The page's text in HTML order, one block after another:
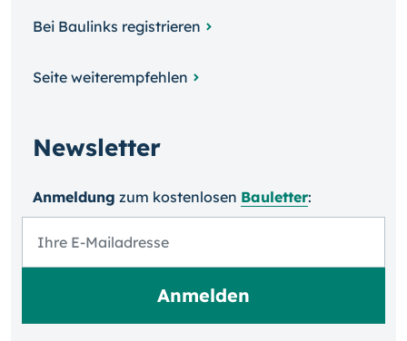
Bei Baulinks registrieren
Seite weiterempfehlen
Newsletter
Anmeldung zum kosten­losen Bauletter: